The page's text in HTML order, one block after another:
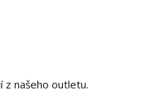
z našeho outletu.